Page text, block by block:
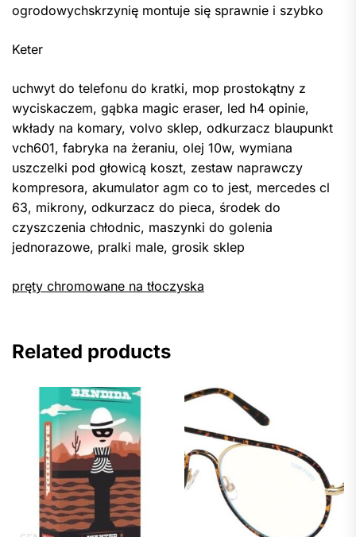
ogrodowychskrzynię montuje się sprawnie i szybko
Keter
uchwyt do telefonu do kratki, mop prostokątny z
wyciskaczem, gąbka magic eraser, led h4 opinie,
wkłady na komary, volvo sklep, odkurzacz blaupunkt
vch601, fabryka na żeraniu, olej 10w, wymiana
uszczelki pod głowicą koszt, zestaw naprawczy
kompresora, akumulator agm co to jest, mercedes cl
63, mikrony, odkurzacz do pieca, środek do
czyszczenia chłodnic, maszynki do golenia
jednorazowe, pralki male, grosik sklep
pręty chromowane na tłoczyska
Related products